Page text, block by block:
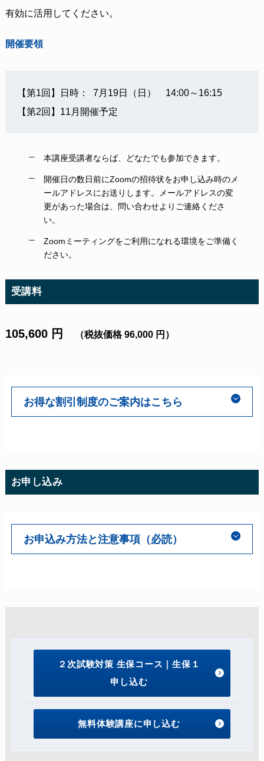
有効に活用してください。
開催要領
【第1回】日時： 7⽉19⽇（⽇） 14:00～16:15
【第2回】11⽉開催予定
本講座受講者ならば、どなたでも参加できます。
開催日の数日前にZoomの招待状をお申し込み時のメ
ールアドレスにお送りします。メールアドレスの変
更があった場合は、問い合わせよりご連絡くださ
い。
Zoomミーティングをご利用になれる環境をご準備く
ださい。
受講料
105,600 円 （税抜価格 96,000 円）
お得な割引制度のご案内はこちら
お申し込み
お申込み方法と注意事項（必読）
２次試験対策 生保コース｜生保１
申し込む
無料体験講座に申し込む